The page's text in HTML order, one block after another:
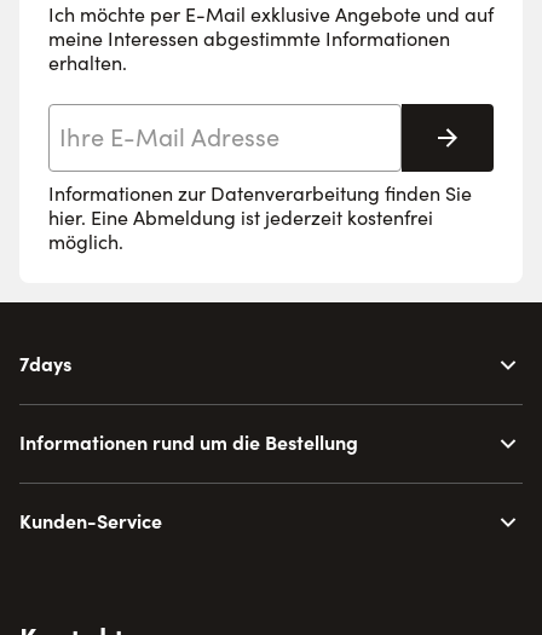
Ich möchte per E-Mail exklusive Angebote und auf
meine Interessen abgestimmte Informationen
erhalten.
Informationen zur Datenverarbeitung finden Sie
hier. Eine Abmeldung ist jederzeit kostenfrei
möglich.
7days
Informationen rund um die Bestellung
Kunden-Service